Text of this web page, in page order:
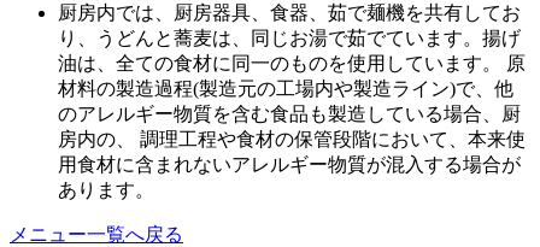
厨房内では、厨房器具、食器、茹で麺機を共有してお
り、うどんと蕎麦は、同じお湯で茹でています。揚げ
油は、全ての食材に同一のものを使用しています。 原
材料の製造過程(製造元の工場内や製造ライン)で、他
のアレルギー物質を含む食品も製造している場合、厨
房内の、 調理工程や食材の保管段階において、本来使
用食材に含まれないアレルギー物質が混入する場合が
あります。
メニュー一覧へ戻る